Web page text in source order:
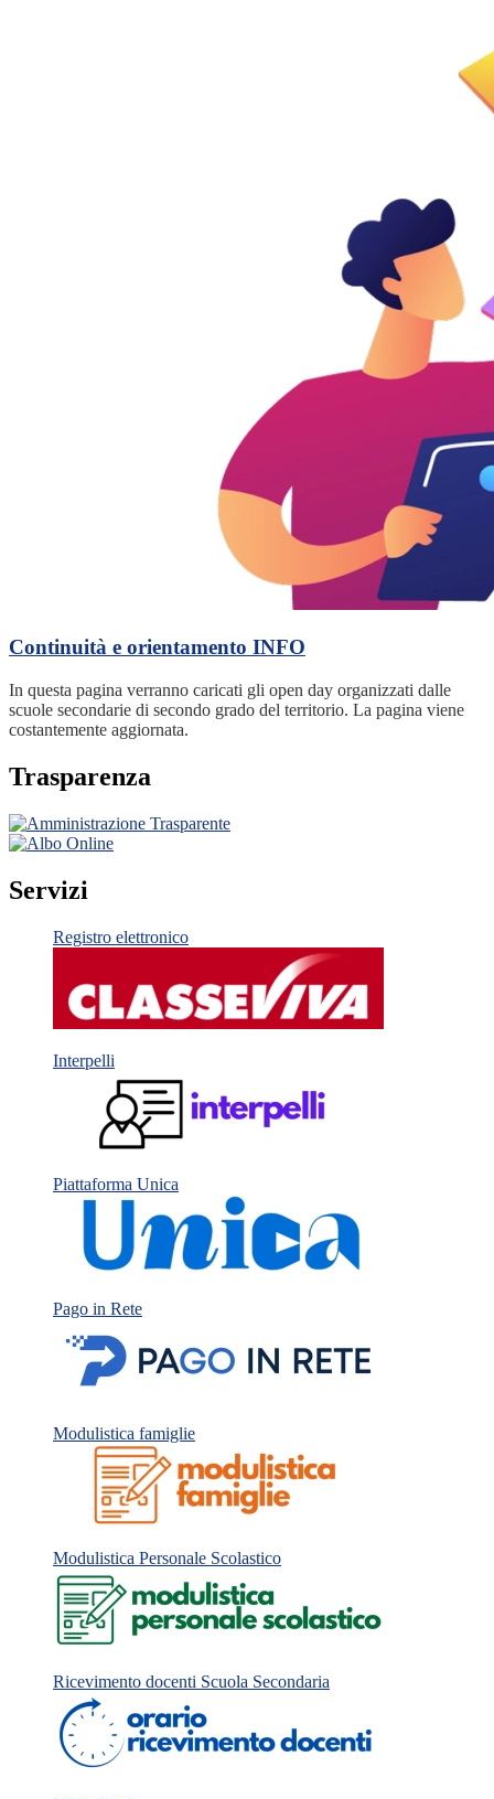
Continuità e orientamento INFO
In questa pagina verranno caricati gli open day organizzati dalle
scuole secondarie di secondo grado del territorio. La pagina viene
costantemente aggiornata.
Trasparenza
Servizi
Registro elettronico
Interpelli
Piattaforma Unica
Pago in Rete
Modulistica famiglie
Modulistica Personale Scolastico
Ricevimento docenti Scuola Secondaria